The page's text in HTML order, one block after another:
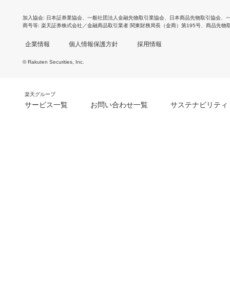
加入協会 日本証券業協会 一般社団法人金融先物取引業協会 日本商品先物取引協会
商号等 楽天証券株式会社／金融商品取引業者 関東財務局長（金商）第195号、商品先物
企業情報 個人情報保護方針 採用情報
© Rakuten Securities, Inc.
楽天グループ
サービス一覧 お問い合わせ一覧 サステナビリティ